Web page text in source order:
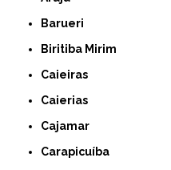
Barueri
Biritiba Mirim
Caieiras
Caierias
Cajamar
Carapicuíba